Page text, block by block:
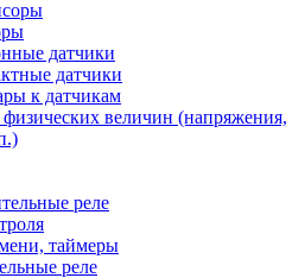
датчики
датчики
к датчикам
величин (напряжения,
реле
таймеры
реле